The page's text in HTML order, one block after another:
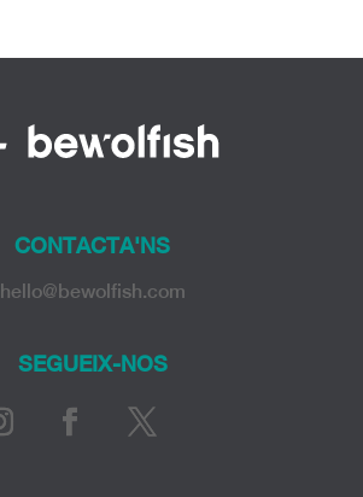
CONTACTA'NS
hello@bewolfish.com
SEGUEIX-NOS